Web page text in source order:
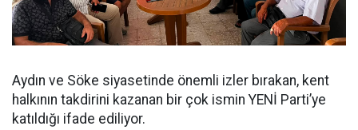
Aydın ve Söke siyasetinde önemli izler bırakan, kent
halkının takdirini kazanan bir çok ismin YENİ Parti’ye
katıldığı ifade ediliyor.